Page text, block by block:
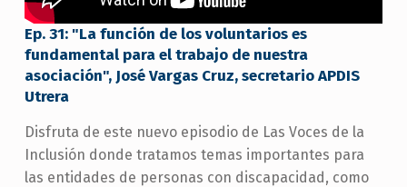
Ep. 31: "La función de los voluntarios es
fundamental para el trabajo de nuestra
asociación", José Vargas Cruz, secretario APDIS
Utrera
Disfruta de este nuevo episodio de Las Voces de la
Inclusión donde tratamos temas importantes para
las entidades de personas con discapacidad, como